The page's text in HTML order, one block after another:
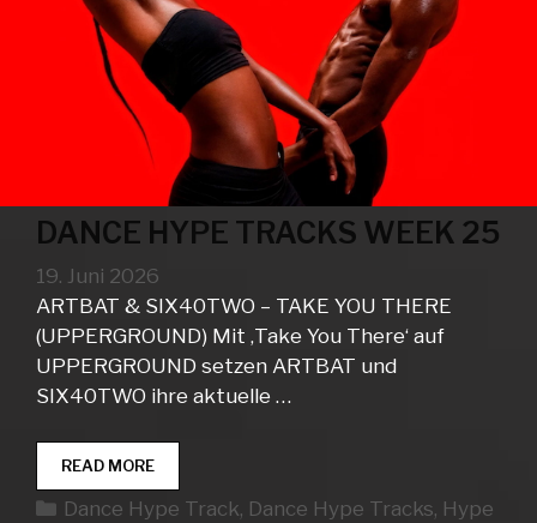
DANCE HYPE TRACKS WEEK 25
19. Juni 2026
ARTBAT & SIX40TWO – TAKE YOU THERE
(UPPERGROUND) Mit ‚Take You There‘ auf
UPPERGROUND setzen ARTBAT und
SIX40TWO ihre aktuelle …
READ MOREDANCE
HYPE
TRACKS
Kategorien
Dance Hype Track, Dance Hype Tracks, Hype